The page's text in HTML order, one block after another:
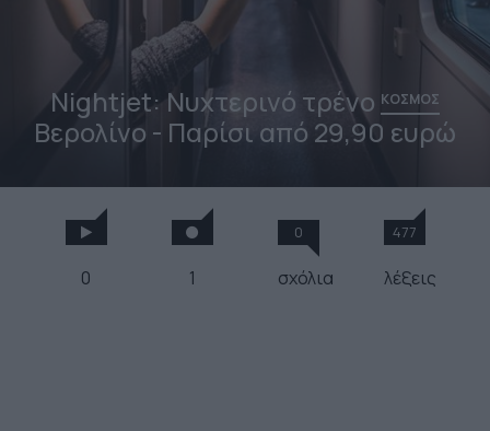
Nightjet: Νυχτερινό τρένο ΚΟΣΜΟΣ
Βερολίνο - Παρίσι από 29,90 ευρώ
0 1
0
σχόλια
477
λέξεις